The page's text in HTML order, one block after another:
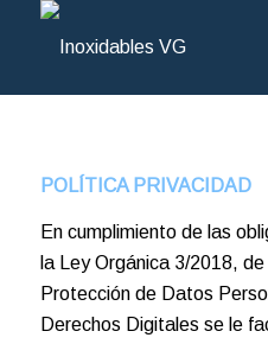
POLÍTICA PRIVACIDAD
En cumplimiento de las
la Ley Orgánica 3/2018,
Protección de Datos
Derechos Digitales se le